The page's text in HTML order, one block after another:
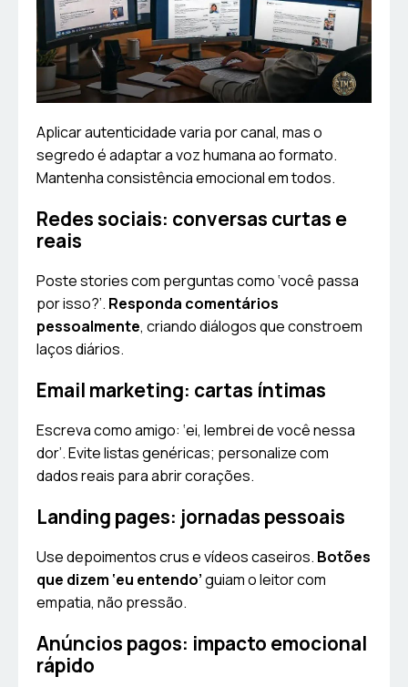
Aplicar autenticidade varia por canal, mas o
segredo é adaptar a voz humana ao formato.
Mantenha consistência emocional em todos.
Redes sociais: conversas curtas e
reais
Poste stories com perguntas como ‘você passa
por isso?’. Responda comentários
pessoalmente, criando diálogos que constroem
laços diários.
Email marketing: cartas íntimas
Escreva como amigo: ‘ei, lembrei de você nessa
dor’. Evite listas genéricas; personalize com
dados reais para abrir corações.
Landing pages: jornadas pessoais
Use depoimentos crus e vídeos caseiros. Botões
que dizem ‘eu entendo’guiam o leitor com
empatia, não pressão.
Anúncios pagos: impacto emocional
rápido